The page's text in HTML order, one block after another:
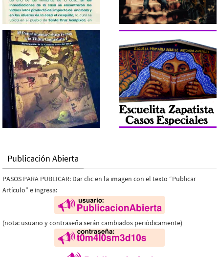
Publicación Abierta
PASOS PARA PUBLICAR: Dar clic en la imagen con el texto “Publicar
Artículo” e ingresa:
(nota: usuario y contraseña serán cambiados periódicamente)